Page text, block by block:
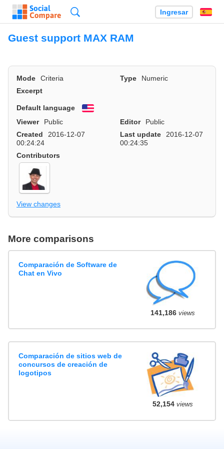
Ingresar
Guest support MAX RAM
Mode Criteria Type
Numeric
Excerpt
Default language
English
Viewer
Public Editor
Public
Created
2016-12-07
00:24:24
Last update
2016-12-07
00:24:35
Contributors
View changes
More comparisons
Comparación de Software de
Chat en Vivo
141,186views
Comparación de sitios web de
concursos de creación de
logotipos
52,154views